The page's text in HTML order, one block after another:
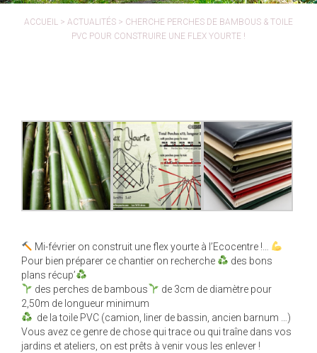
ACCUEIL > ACTUALITÉS > CHERCHE PERCHES DE BAMBOUS & TOILE
PVC POUR CONSTRUIRE UNE FLEX YOURTE !
Mi-février on construit une flex yourte à l’Ecocentre !…
Pour bien préparer ce chantier on recherche
des bons
plans récup’
des perches de bambous
de 3cm de diamètre pour
2,50m de longueur minimum
de la toile PVC (camion, liner de bassin, ancien barnum …)
Vous avez ce genre de chose qui trace ou qui traîne dans vos
jardins et ateliers, on est prêts à venir vous les enlever !